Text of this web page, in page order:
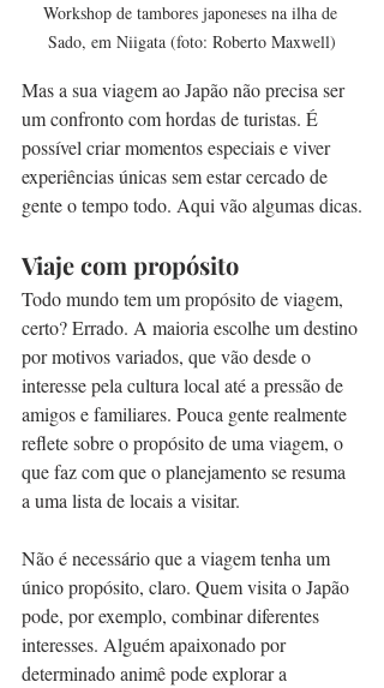
Workshop de tambores japoneses na ilha de
Sado, em Niigata (foto: Roberto Maxwell)
Mas a sua viagem ao Japão não precisa ser
um confronto com hordas de turistas. É
possível criar momentos especiais e viver
experiências únicas sem estar cercado de
gente o tempo todo. Aqui vão algumas dicas.
Viaje com propósito
Todo mundo tem um propósito de viagem,
certo? Errado. A maioria escolhe um destino
por motivos variados, que vão desde o
interesse pela cultura local até a pressão de
amigos e familiares. Pouca gente realmente
reflete sobre o propósito de uma viagem, o
que faz com que o planejamento se resuma
a uma lista de locais a visitar.
Não é necessário que a viagem tenha um
único propósito, claro. Quem visita o Japão
pode, por exemplo, combinar diferentes
interesses. Alguém apaixonado por
determinado animê pode explorar a